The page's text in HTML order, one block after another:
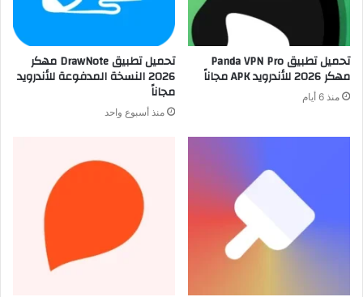
تحميل تطبيق Panda VPN Pro
مهكر 2026 للأندرويد APK مجاناً
منذ 6 أيام
تحميل تطبيق DrawNote مهكر
2026 النسخة المدفوعة للأندرويد
مجاناً
منذ أسبوع واحد